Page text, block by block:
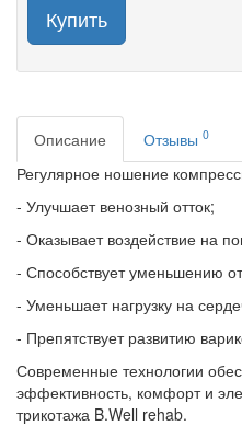
Купить
Описание Отзывы 0
Регулярное ношение
- Улучшает венозный отток;
- Оказывает воздействие на
- Способствует уменьшению
- Уменьшает нагрузку на
- Препятствует развитию
Современные технологии
эффективность, комфорт и
трикотажа B.Well rehab.